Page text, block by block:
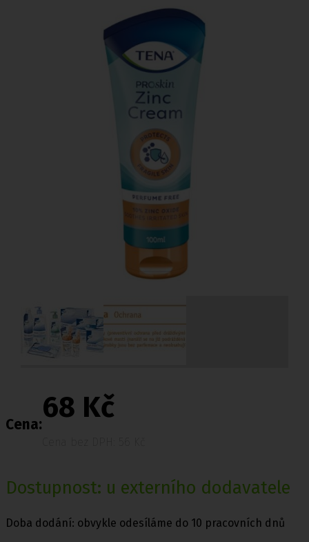
Cena:
68 Kč
Dostupnost: u externího dodavatele
Doba dodání: obvykle odesíláme do 10 pracovních dnů